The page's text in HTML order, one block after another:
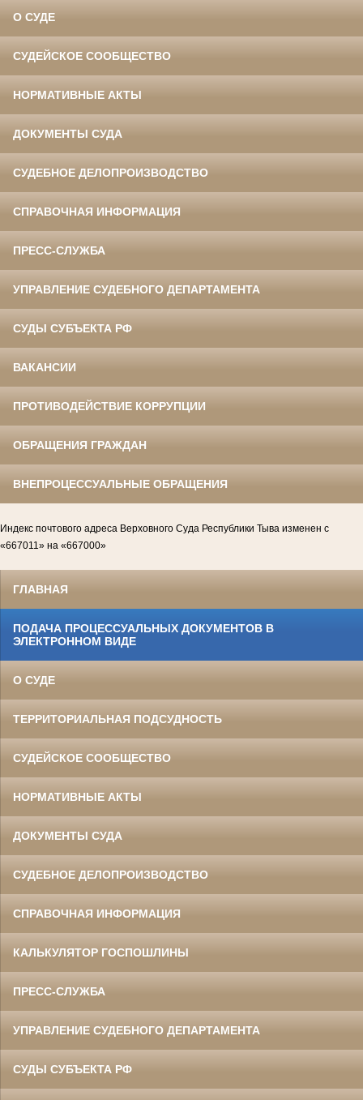
О СУДЕ
СУДЕЙСКОЕ СООБЩЕСТВО
НОРМАТИВНЫЕ АКТЫ
ДОКУМЕНТЫ СУДА
СУДЕБНОЕ ДЕЛОПРОИЗВОДСТВО
СПРАВОЧНАЯ ИНФОРМАЦИЯ
ПРЕСС-СЛУЖБА
УПРАВЛЕНИЕ СУДЕБНОГО ДЕПАРТАМЕНТА
СУДЫ СУБЪЕКТА РФ
ВАКАНСИИ
ПРОТИВОДЕЙСТВИЕ КОРРУПЦИИ
ОБРАЩЕНИЯ ГРАЖДАН
ВНЕПРОЦЕССУАЛЬНЫЕ ОБРАЩЕНИЯ
Индекс почтового адреса Верховного Суда Республики Тыва изменен с
«667011» на «667000»
ГЛАВНАЯ
ПОДАЧА ПРОЦЕССУАЛЬНЫХ ДОКУМЕНТОВ В
ЭЛЕКТРОННОМ ВИДЕ
О СУДЕ
ТЕРРИТОРИАЛЬНАЯ ПОДСУДНОСТЬ
СУДЕЙСКОЕ СООБЩЕСТВО
НОРМАТИВНЫЕ АКТЫ
ДОКУМЕНТЫ СУДА
СУДЕБНОЕ ДЕЛОПРОИЗВОДСТВО
СПРАВОЧНАЯ ИНФОРМАЦИЯ
КАЛЬКУЛЯТОР ГОСПОШЛИНЫ
ПРЕСС-СЛУЖБА
УПРАВЛЕНИЕ СУДЕБНОГО ДЕПАРТАМЕНТА
СУДЫ СУБЪЕКТА РФ